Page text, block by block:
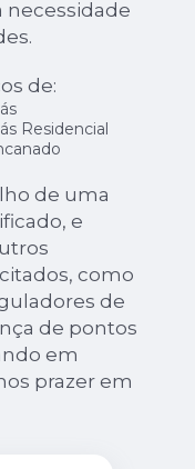
necessidade
de:
Residencial
de uma
e
como
de
de pontos
em
prazer em